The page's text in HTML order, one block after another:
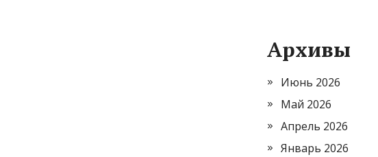
Архивы
Июнь 2026
Май 2026
Апрель 2026
Январь 2026